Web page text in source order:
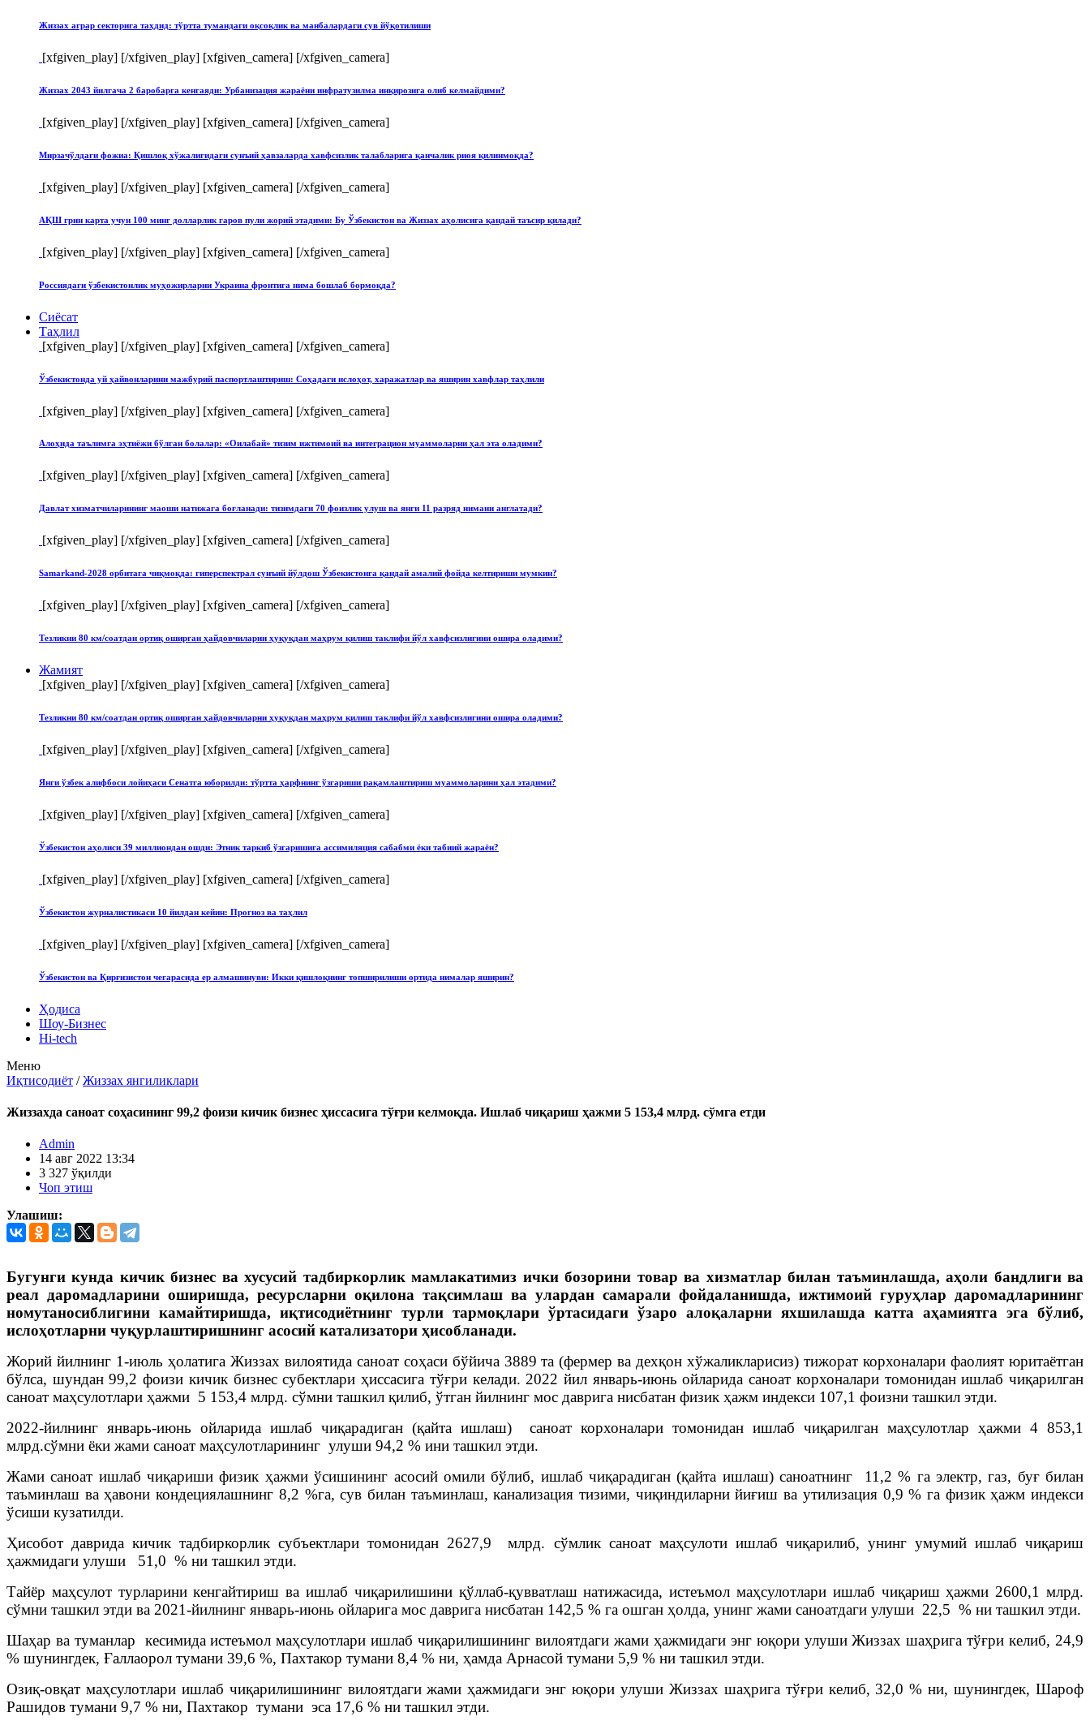
Жиззах аграр секторига таҳдид: тўртта тумандаги оқсоқлик ва манбалардаги сув йўқотилиши
[xfgiven_play] [/xfgiven_play] [xfgiven_camera] [/xfgiven_camera]
Жиззах 2043 йилгача 2 баробарга кенгаяди: Урбанизация жараёни инфратузилма инқирозига олиб келмайдими?
[xfgiven_play] [/xfgiven_play] [xfgiven_camera] [/xfgiven_camera]
Мирзачўлдаги фожиа: Қишлоқ хўжалигидаги сунъий ҳавзаларда хавфсизлик талабларига қанчалик риоя қилинмоқда?
[xfgiven_play] [/xfgiven_play] [xfgiven_camera] [/xfgiven_camera]
АҚШ грин карта учун 100 минг долларлик гаров пули жорий этадими: Бу Ўзбекистон ва Жиззах аҳолисига қандай таъсир қилади?
[xfgiven_play] [/xfgiven_play] [xfgiven_camera] [/xfgiven_camera]
Россиядаги ўзбекистонлик муҳожирларни Украина фронтига нима бошлаб бормоқда?
Сиёсат
Таҳлил
[xfgiven_play] [/xfgiven_play] [xfgiven_camera] [/xfgiven_camera]
Ўзбекистонда уй ҳайвонларини мажбурий паспортлаштириш: Соҳадаги ислоҳот, харажатлар ва яширин хавфлар таҳлили
[xfgiven_play] [/xfgiven_play] [xfgiven_camera] [/xfgiven_camera]
Алоҳида таълимга эҳтиёжи бўлган болалар: «Оилабай» тизим ижтимоий ва интеграцион муаммоларни ҳал эта оладими?
[xfgiven_play] [/xfgiven_play] [xfgiven_camera] [/xfgiven_camera]
Давлат хизматчиларининг маоши натижага боғланади: тизимдаги 70 фоизлик улуш ва янги 11 разряд нимани англатади?
[xfgiven_play] [/xfgiven_play] [xfgiven_camera] [/xfgiven_camera]
Samarkand-2028 орбитага чиқмоқда: гиперспектрал сунъий йўлдош Ўзбекистонга қандай амалий фойда келтириши мумкин?
[xfgiven_play] [/xfgiven_play] [xfgiven_camera] [/xfgiven_camera]
Тезликни 80 км/соатдан ортиқ оширган ҳайдовчиларни ҳуқуқдан маҳрум қилиш таклифи йўл хавфсизлигини ошира оладими?
Жамият
[xfgiven_play] [/xfgiven_play] [xfgiven_camera] [/xfgiven_camera]
Тезликни 80 км/соатдан ортиқ оширган ҳайдовчиларни ҳуқуқдан маҳрум қилиш таклифи йўл хавфсизлигини ошира оладими?
[xfgiven_play] [/xfgiven_play] [xfgiven_camera] [/xfgiven_camera]
Янги ўзбек алифбоси лойиҳаси Сенатга юборилди: тўртта ҳарфнинг ўзгариши рақамлаштириш муаммоларини ҳал этадими?
[xfgiven_play] [/xfgiven_play] [xfgiven_camera] [/xfgiven_camera]
Ўзбекистон аҳолиси 39 миллиондан ошди: Этник таркиб ўзгаришига ассимиляция сабабми ёки табиий жараён?
[xfgiven_play] [/xfgiven_play] [xfgiven_camera] [/xfgiven_camera]
Ўзбекистон журналистикаси 10 йилдан кейин: Прогноз ва таҳлил
[xfgiven_play] [/xfgiven_play] [xfgiven_camera] [/xfgiven_camera]
Ўзбекистон ва Қирғизистон чегарасида ер алмашинуви: Икки қишлоқнинг топширилиши ортида нималар яширин?
Ҳодиса
Шоу-Бизнес
Hi-tech
Меню
Иқтисодиёт /Жиззах янгиликлари
Жиззахда саноат соҳасининг 99,2 фоизи кичик бизнес ҳиссасига тўғри келмоқда. Ишлаб чиқариш ҳажми 5 153,4 млрд. сўмга етди
Admin
14 авг 2022 13:34
3 327 ўқилди
Чоп этиш
Улашиш:
Бугунги кунда кичик бизнес ва хусусий тадбиркорлик мамлакатимиз ички бозорини товар ва хизматлар билан таъминлашда, аҳоли бандлиги ва
реал даромадларини оширишда, ресурсларни оқилона тақсимлаш ва улардан самарали фойдаланишда, ижтимоий гуруҳлар даромадларининг
номутаносиблигини камайтиришда, иқтисодиётнинг турли тармоқлари ўртасидаги ўзаро алоқаларни яхшилашда катта аҳамиятга эга бўлиб,
ислоҳотларни чуқурлаштиришнинг асосий катализатори ҳисобланади.
Жорий йилнинг 1-июль ҳолатига Жиззах вилоятида саноат соҳаси бўйича 3889 та (фермер ва дехқон хўжаликларисиз) тижорат корхоналари фаолият юритаётган
бўлса, шундан 99,2 фоизи кичик бизнес субектлари ҳиссасига тўғри келади. 2022 йил январь-июнь ойларида саноат корхоналари томонидан ишлаб чиқарилган
саноат маҳсулотлари ҳажми 5 153,4 млрд. сўмни ташкил қилиб, ўтган йилнинг мос даврига нисбатан физик ҳажм индекси 107,1 фоизни ташкил этди.
2022-йилнинг январь-июнь ойларида ишлаб чиқарадиган (қайта ишлаш) саноат корхоналари томонидан ишлаб чиқарилган маҳсулотлар ҳажми 4 853,1
млрд.сўмни ёки жами саноат маҳсулотларининг улуши 94,2 % ини ташкил этди.
Жами саноат ишлаб чиқариши физик ҳажми ўсишининг асосий омили бўлиб, ишлаб чиқарадиган (қайта ишлаш) саноатнинг 11,2 % га электр, газ, буғ билан
таъминлаш ва ҳавони кондециялашнинг 8,2 %га, сув билан таъминлаш, канализация тизими, чиқиндиларни йиғиш ва утилизация 0,9 % га физик ҳажм индекси
ўсиши кузатилди.
Ҳисобот даврида кичик тадбиркорлик субъектлари томонидан 2627,9 млрд. сўмлик саноат маҳсулоти ишлаб чиқарилиб, унинг умумий ишлаб чиқариш
ҳажмидаги улуши 51,0 % ни ташкил этди.
Тайёр маҳсулот турларини кенгайтириш ва ишлаб чиқарилишини қўллаб-қувватлаш натижасида, истеъмол маҳсулотлари ишлаб чиқариш ҳажми 2600,1 млрд.
сўмни ташкил этди ва 2021-йилнинг январь-июнь ойларига мос даврига нисбатан 142,5 % га ошган ҳолда, унинг жами саноатдаги улуши 22,5 % ни ташкил этди.
Шаҳар ва туманлар кесимида истеъмол маҳсулотлари ишлаб чиқарилишининг вилоятдаги жами ҳажмидаги энг юқори улуши Жиззах шаҳрига тўғри келиб, 24,9
% шунингдек, Ғаллаорол тумани 39,6 %, Пахтакор тумани 8,4 % ни, ҳамда Арнасой тумани 5,9 % ни ташкил этди.
Озиқ-овқат маҳсулотлари ишлаб чиқарилишининг вилоятдаги жами ҳажмидаги энг юқори улуши Жиззах шаҳрига тўғри келиб, 32,0 % ни, шунингдек, Шароф
Рашидов тумани 9,7 % ни, Пахтакор тумани эса 17,6 % ни ташкил этди.